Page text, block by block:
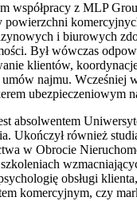
współpracy z MLP
powierzchni
i biurowych
Był wówczas
klientów,
najmu. Wcześniej
ubezpieczeniowym
absolwentem
Ukończył również
w Obrocie
obsługi
komercyjnym, czy